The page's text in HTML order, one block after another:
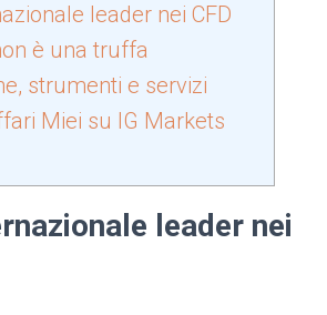
leader nei CFD
è una truffa
strumenti e servizi
Miei su IG Markets
leader nei